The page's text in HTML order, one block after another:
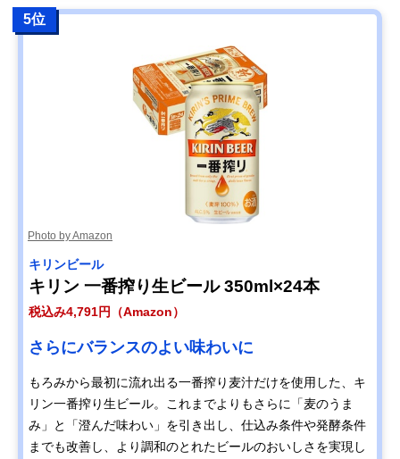
5位
Photo by Amazon
キリンビール
キリン 一番搾り生ビール 350ml×24本
税込み4,791円（Amazon）
さらにバランスのよい味わいに
もろみから最初に流れ出る一番搾り麦汁だけを使用した、キ
リン一番搾り生ビール。これまでよりもさらに「麦のうま
み」と「澄んだ味わい」を引き出し、仕込み条件や発酵条件
までも改善し、より調和のとれたビールのおいしさを実現し